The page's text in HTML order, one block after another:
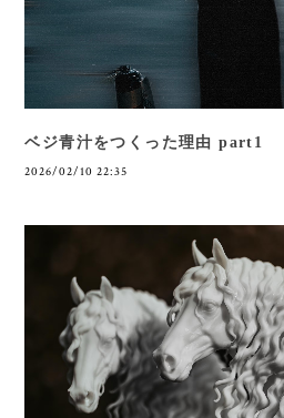
ベジ青汁をつくった理由 part1
2026/02/10 22:35